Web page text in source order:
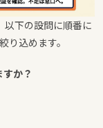
以下の設問に順番に
り込めます。
か？